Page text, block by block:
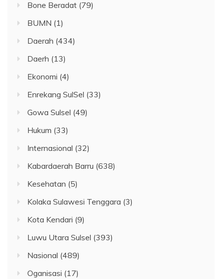
Bone Beradat (79)
BUMN (1)
Daerah (434)
Daerh (13)
Ekonomi (4)
Enrekang SulSel (33)
Gowa Sulsel (49)
Hukum (33)
Internasional (32)
Kabardaerah Barru (638)
Kesehatan (5)
Kolaka Sulawesi Tenggara (3)
Kota Kendari (9)
Luwu Utara Sulsel (393)
Nasional (489)
Oganisasi (17)